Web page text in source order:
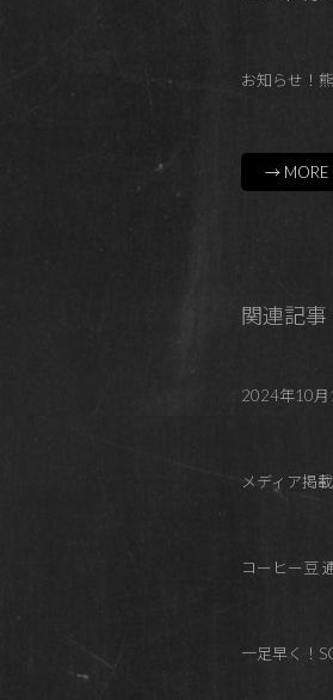
お知らせ！
→ MORE
関連記事
2024年10月
メディア掲
コーヒー豆
一足早く！